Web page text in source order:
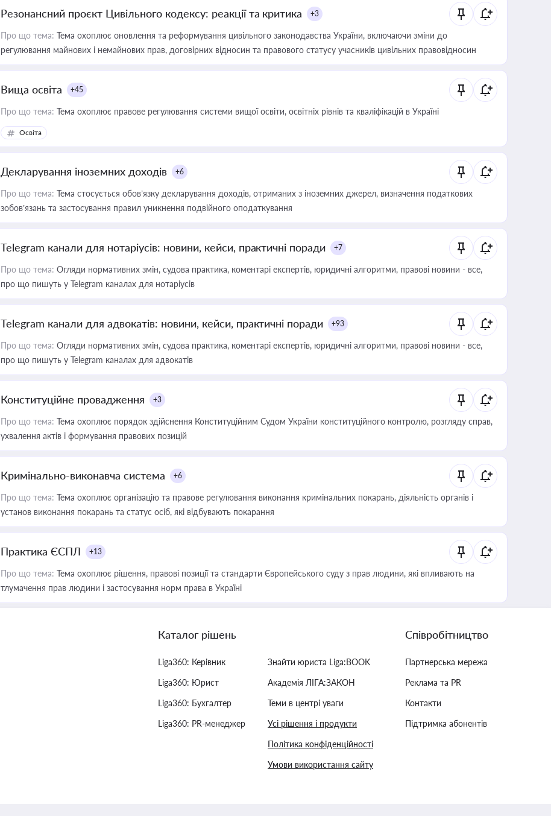
Резонансний проєкт Цивільного кодексу: реакції та критика +3
Про що тема: Тема охоплює оновлення та реформування цивільного законодавства України, включаючи зміни до
регулювання майнових і немайнових прав, договірних відносин та правового статусу учасників цивільних правовідносин
Вища освіта +45
Про що тема: Тема охоплює правове регулювання системи вищої освіти, освітніх рівнів та кваліфікацій в Україні
Освіта
Декларування іноземних доходів +6
Про що тема: Тема стосується обов’язку декларування доходів, отриманих з іноземних джерел, визначення податкових
зобов’язань та застосування правил уникнення подвійного оподаткування
Telegram канали для нотаріусів: новини, кейси, практичні поради +7
Про що тема: Огляди нормативних змін, судова практика, коментарі експертів, юридичні алгоритми, правові новини - все,
про що пишуть у Telegram каналах для нотаріусів
Telegram канали для адвокатів: новини, кейси, практичні поради +93
Про що тема: Огляди нормативних змін, судова практика, коментарі експертів, юридичні алгоритми, правові новини - все,
про що пишуть у Telegram каналах для адвокатів
Конституційне провадження +3
Про що тема: Тема охоплює порядок здійснення Конституційним Судом України конституційного контролю, розгляду справ,
ухвалення актів і формування правових позицій
Кримінально-виконавча система +6
Про що тема: Тема охоплює організацію та правове регулювання виконання кримінальних покарань, діяльність органів і
установ виконання покарань та статус осіб, які відбувають покарання
Практика ЄСПЛ +13
Про що тема: Тема охоплює рішення, правові позиції та стандарти Європейського суду з прав людини, які впливають на
тлумачення прав людини і застосування норм права в Україні
Каталог рішень
Liga360: Керівник
Liga360: Юрист
Liga360: Бухгалтер
Liga360: PR-менеджер
Знайти юриста Liga:BOOK
Академія ЛІГА:ЗАКОН
Теми в центрі уваги
Усі рішення і продукти
Політика конфіденційності
Умови використання сайту
Співробітництво
Партнерська мережа
Реклама та PR
Контакти
Підтримка абонентів